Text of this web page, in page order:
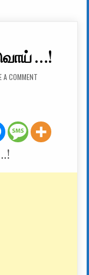
…!
A COMMENT